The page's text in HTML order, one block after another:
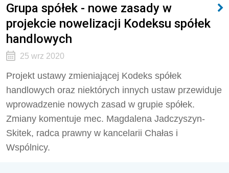
Grupa spółek - nowe zasady w
projekcie nowelizacji Kodeksu spółek
handlowych
25 wrz 2020
Projekt ustawy zmieniającej Kodeks spółek
handlowych oraz niektórych innych ustaw przewiduje
wprowadzenie nowych zasad w grupie spółek.
Zmiany komentuje mec. Magdalena Jadczyszyn-
Skitek, radca prawny w kancelarii Chałas i
Wspólnicy.